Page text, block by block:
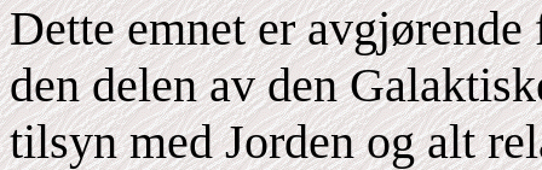
Dette emnet er
den delen av den
tilsyn med Jorden og alt